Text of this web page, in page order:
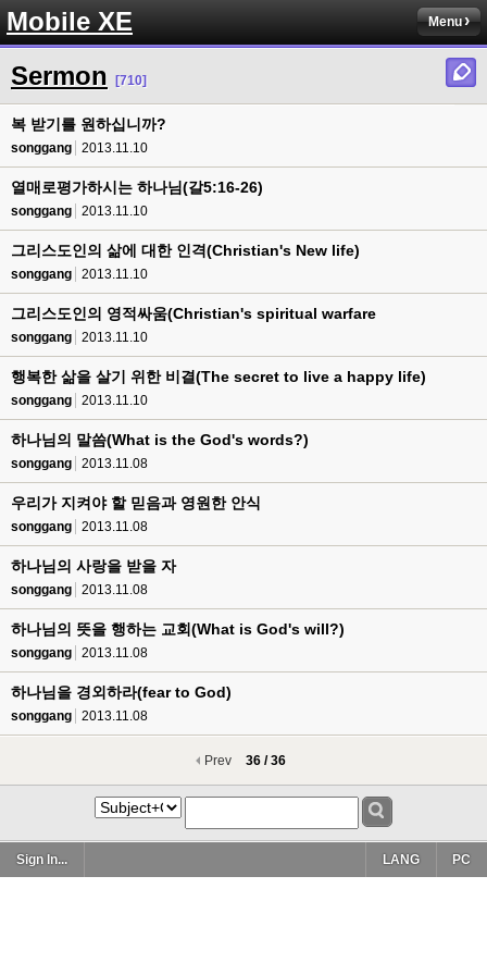
Mobile XE Menu
Sermon [710]
복 받기를 원하십니까?
songgang 2013.11.10
열매로평가하시는 하나님(갈5:16-26)
songgang 2013.11.10
그리스도인의 삶에 대한 인격(Christian's New life)
songgang 2013.11.10
그리스도인의 영적싸움(Christian's spiritual warfare
songgang 2013.11.10
행복한 삶을 살기 위한 비결(The secret to live a happy life)
songgang 2013.11.10
하나님의 말씀(What is the God's words?)
songgang 2013.11.08
우리가 지켜야 할 믿음과 영원한 안식
songgang 2013.11.08
하나님의 사랑을 받을 자
songgang 2013.11.08
하나님의 뜻을 행하는 교회(What is God's will?)
songgang 2013.11.08
하나님을 경외하라(fear to God)
songgang 2013.11.08
Prev 36 / 36
Sign In... PC
LANG